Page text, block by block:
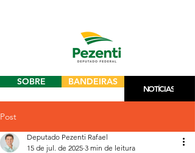
SOBRE BANDEIRAS
NOTÍCIAS
Post
Deputado Pezenti Rafael
15 de jul. de 2025 3 min de leitura